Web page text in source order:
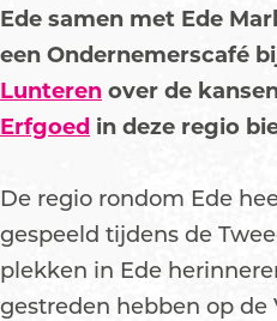
Ede samen met Ede
een Ondernemerscafé
Lunteren over de
Erfgoed in deze regio
De regio rondom Ede
gespeeld tijdens de
plekken in Ede
gestreden hebben op de